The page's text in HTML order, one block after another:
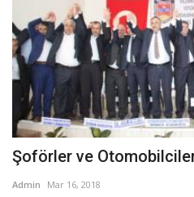
Şoförler ve Otomobilciler
Admin Mar 16, 2018